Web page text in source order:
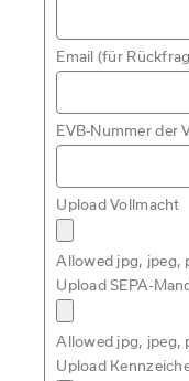
Email (für
EVB-Nummer der
Upload Vollmacht
Allowed jpg, jpeg,
Upload SEPA-
Allowed jpg, jpeg,
Upload